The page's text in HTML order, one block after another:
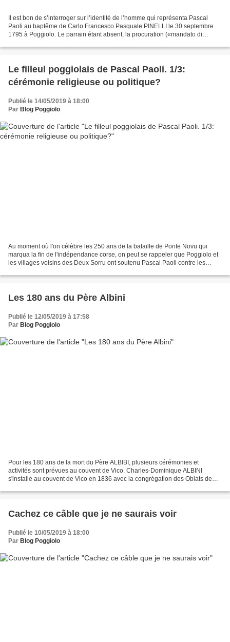
Il est bon de s’interroger sur l’identité de l’homme qui représenta Pascal
Paoli au baptême de Carlo Francesco Pasquale PINELLI le 30 septembre
1795 à Poggiolo. Le parrain étant absent, la procuration («mandato di
Le filleul poggiolais de Pascal Paoli. 1/3:
cérémonie religieuse ou politique?
Publié le 14/05/2019 à 18:00
Par Blog Poggiolo
Au moment où l'on célèbre les 250 ans de la bataille de Ponte Novu qui
marqua la fin de l'indépendance corse, on peut se rappeler que Poggiolo et
les villages voisins des Deux Sorru ont soutenu Pascal Paoli contre les
Les 180 ans du Père Albini
Publié le 12/05/2019 à 17:58
Par Blog Poggiolo
Pour les 180 ans de la mort du Père ALBIBI, plusieurs cérémonies et
activités sont prévues au couvent de Vico. Charles-Dominique ALBINI
s'installe au couvent de Vico en 1836 avec la congrégation des Oblats de
Cachez ce câble que je ne saurais voir
Publié le 10/05/2019 à 18:00
Par Blog Poggiolo